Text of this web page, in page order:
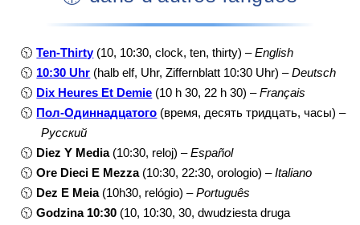
🕥 Ten-Thirty(10, 10:30, clock, ten, thirty) –English
🕥 10:30 Uhr (halb elf, Uhr, Ziffernblatt 10:30 Uhr) –Deutsch
🕥 Dix Heures Et Demie (10 h 30, 22 h 30) –Français
🕥 Пол-Одиннадцатого (время, десять тридцать, часы) –
Русский
🕥 Diez Y Media(10:30, reloj) –Español
🕥 Ore Dieci E Mezza(10:30, 22:30, orologio) –Italiano
🕥 Dez E Meia(10h30, relógio) –Português
🕥 Godzina 10:30 (10, 10:30, 30, dwudziesta druga